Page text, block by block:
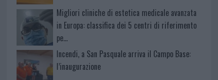
Migliori cliniche di estetica medicale avanzata
in Europa: classifica dei 5 centri di riferimento
pe…
Incendi, a San Pasquale arriva il Campo Base:
l’inaugurazione